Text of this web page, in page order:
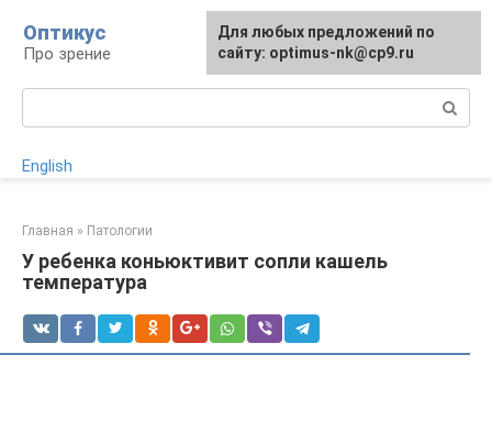
контенту
Оптикус
Про зрение
English
Главная » Патологии
У ребенка коньюктивит сопли кашель
температура
Для любых предложений по
сайту: optimus-nk@cp9.ru